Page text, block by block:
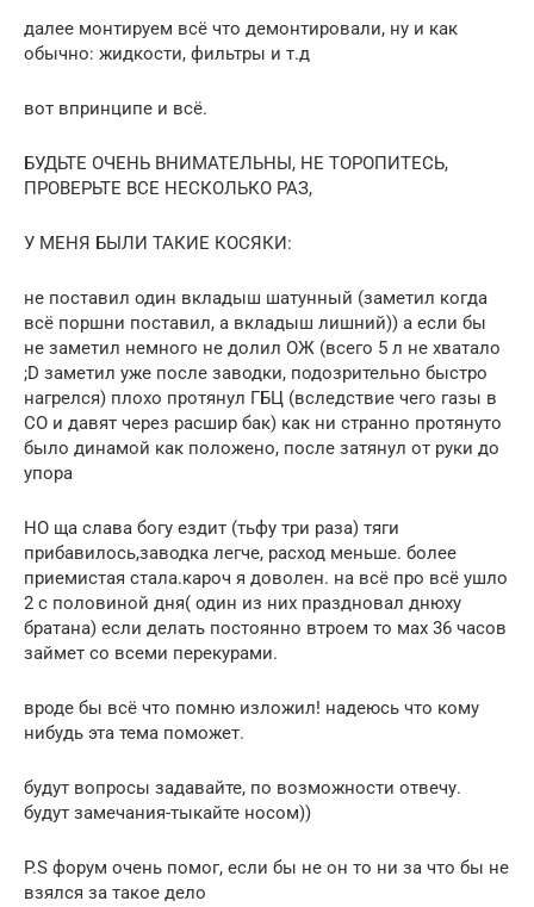
далее монтируем всё что демонтировали, ну и как
обычно: жидкости, фильтры и т.д
вот впринципе и всё.
БУДЬТЕ ОЧЕНЬ ВНИМАТЕЛЬНЫ, НЕ ТОРОПИТЕСЬ,
ПРОВЕРЬТЕ ВСЕ НЕСКОЛЬКО РАЗ,
У МЕНЯ БЫЛИ ТАКИЕ КОСЯКИ:
не поставил один вкладыш шатунный (заметил когда
всё поршни поставил, а вкладыш лишний)) а если бы
не заметил немного не долил ОЖ (всего 5 л не хватало
;D заметил уже после заводки, подозрительно быстро
нагрелся) плохо протянул ГБЦ (вследствие чего газы в
СО и давят через расшир бак) как ни странно протянуто
было динамой как положено, после затянул от руки до
упора
НО ща слава богу ездит (тьфу три раза) тяги
прибавилось,заводка легче, расход меньше. более
приемистая стала.кароч я доволен. на всё про всё ушло
2 с половиной дня( один из них праздновал днюху
братана) если делать постоянно втроем то мах 36 часов
займет со всеми перекурами.
вроде бы всё что помню изложил! надеюсь что кому
нибудь эта тема поможет.
будут вопросы задавайте, по возможности отвечу.
будут замечания-тыкайте носом))
P.S форум очень помог, если бы не он то ни за что бы не
взялся за такое дело